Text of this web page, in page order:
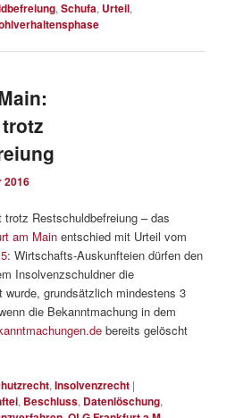
,Schufa, Urteil,
2016
Restschuldbefreiung – das
am Main entschied mit Urteil vom
: Wirtschafts-Auskunfteien dürfen den
Insolvenzschuldner die
wurde, grundsätzlich mindestens 3
die Bekanntmachung in dem
bereits gelöscht
,Insolvenzrecht |
, Beschluss, Datenlöschung,